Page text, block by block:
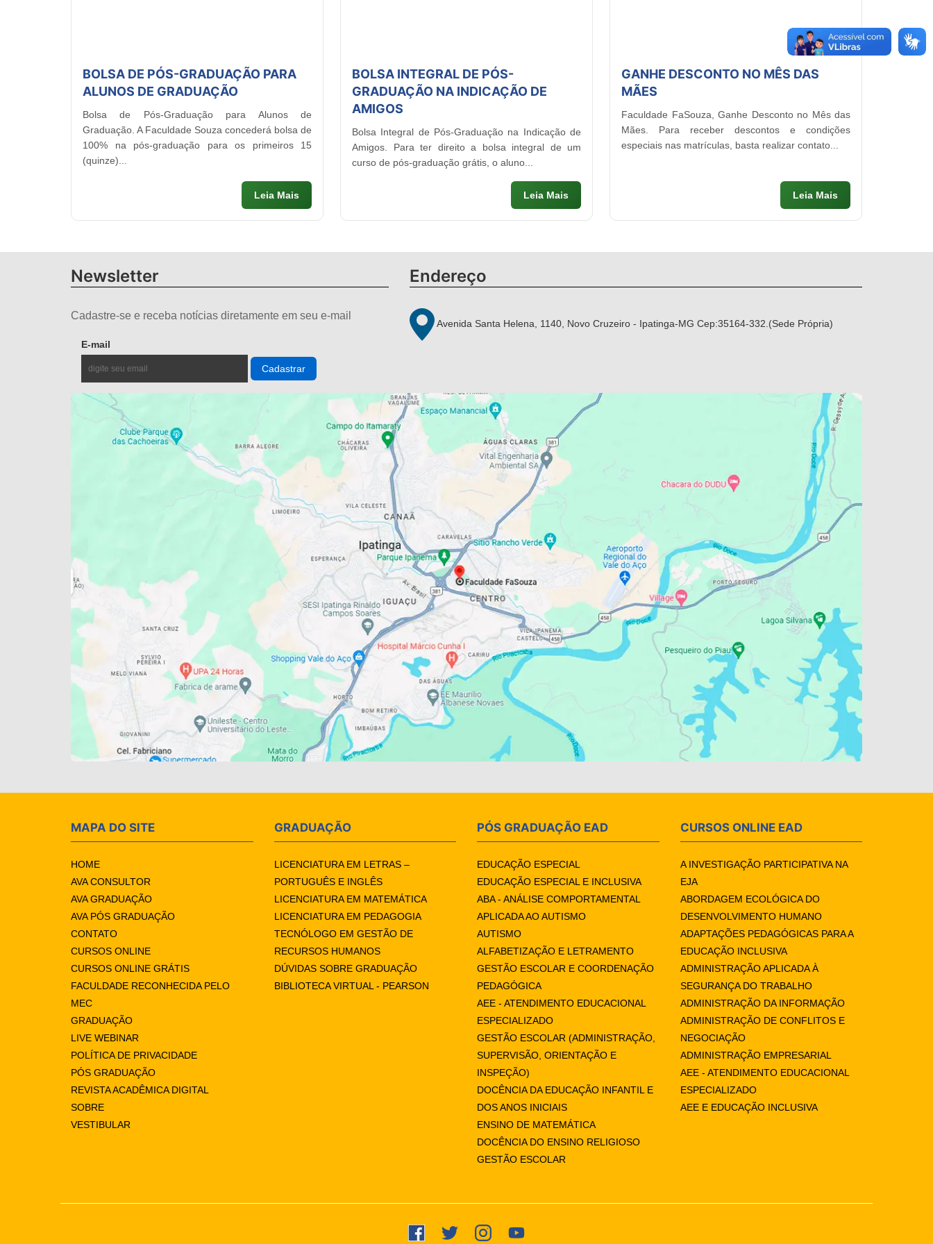
BOLSA DE PÓS-GRADUAÇÃO PARA
ALUNOS DE GRADUAÇÃO
Bolsa de Pós-Graduação para Alunos de
Graduação. A Faculdade Souza concederá bolsa de
100% na pós-graduação para os primeiros 15
(quinze)...
Leia Mais
BOLSA INTEGRAL DE PÓS-
GRADUAÇÃO NA INDICAÇÃO DE
AMIGOS
Bolsa Integral de Pós-Graduação na Indicação de
Amigos. Para ter direito a bolsa integral de um
curso de pós-graduação grátis, o aluno...
Leia Mais
GANHE DESCONTO NO MÊS DAS
MÃES
Faculdade FaSouza, Ganhe Desconto no Mês das
Mães. Para receber descontos e condições
especiais nas matrículas, basta realizar contato...
Leia Mais
Newsletter
Cadastre-se e receba notícias diretamente em seu e-mail
E-mail
Endereço
Avenida Santa Helena, 1140, Novo Cruzeiro - Ipatinga-MG Cep:35164-332.(Sede Própria)
MAPA DO SITE
HOME
AVA CONSULTOR
AVA GRADUAÇÃO
AVA PÓS GRADUAÇÃO
CONTATO
CURSOS ONLINE
CURSOS ONLINE GRÁTIS
FACULDADE RECONHECIDA PELO
MEC
GRADUAÇÃO
LIVE WEBINAR
POLÍTICA DE PRIVACIDADE
PÓS GRADUAÇÃO
REVISTA ACADÊMICA DIGITAL
SOBRE
VESTIBULAR
GRADUAÇÃO
LICENCIATURA EM LETRAS –
PORTUGUÊS E INGLÊS
LICENCIATURA EM MATEMÁTICA
LICENCIATURA EM PEDAGOGIA
TECNÓLOGO EM GESTÃO DE
RECURSOS HUMANOS
DÚVIDAS SOBRE GRADUAÇÃO
BIBLIOTECA VIRTUAL - PEARSON
PÓS GRADUAÇÃO EAD
EDUCAÇÃO ESPECIAL
EDUCAÇÃO ESPECIAL E INCLUSIVA
ABA - ANÁLISE COMPORTAMENTAL
APLICADA AO AUTISMO
AUTISMO
ALFABETIZAÇÃO E LETRAMENTO
GESTÃO ESCOLAR E COORDENAÇÃO
PEDAGÓGICA
AEE - ATENDIMENTO EDUCACIONAL
ESPECIALIZADO
GESTÃO ESCOLAR (ADMINISTRAÇÃO,
SUPERVISÃO, ORIENTAÇÃO E
INSPEÇÃO)
DOCÊNCIA DA EDUCAÇÃO INFANTIL E
DOS ANOS INICIAIS
ENSINO DE MATEMÁTICA
DOCÊNCIA DO ENSINO RELIGIOSO
GESTÃO ESCOLAR
CURSOS ONLINE EAD
A INVESTIGAÇÃO PARTICIPATIVA NA
EJA
ABORDAGEM ECOLÓGICA DO
DESENVOLVIMENTO HUMANO
ADAPTAÇÕES PEDAGÓGICAS PARA A
EDUCAÇÃO INCLUSIVA
ADMINISTRAÇÃO APLICADA À
SEGURANÇA DO TRABALHO
ADMINISTRAÇÃO DA INFORMAÇÃO
ADMINISTRAÇÃO DE CONFLITOS E
NEGOCIAÇÃO
ADMINISTRAÇÃO EMPRESARIAL
AEE - ATENDIMENTO EDUCACIONAL
ESPECIALIZADO
AEE E EDUCAÇÃO INCLUSIVA